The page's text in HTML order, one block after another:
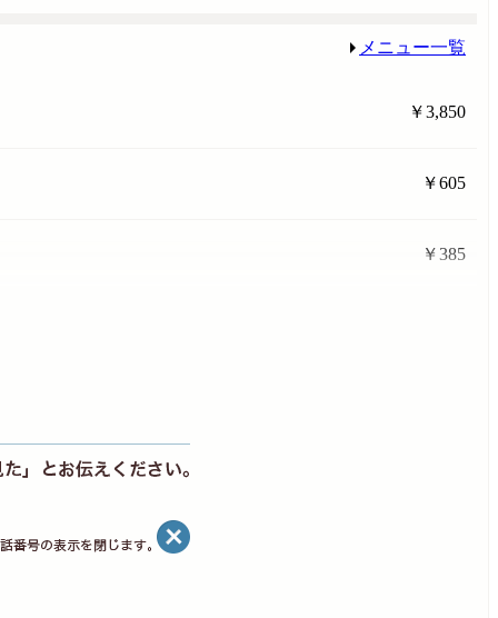
メニュー一覧
￥3,850
￥605
￥385